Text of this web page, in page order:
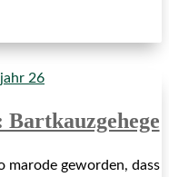
marode geworden, dass